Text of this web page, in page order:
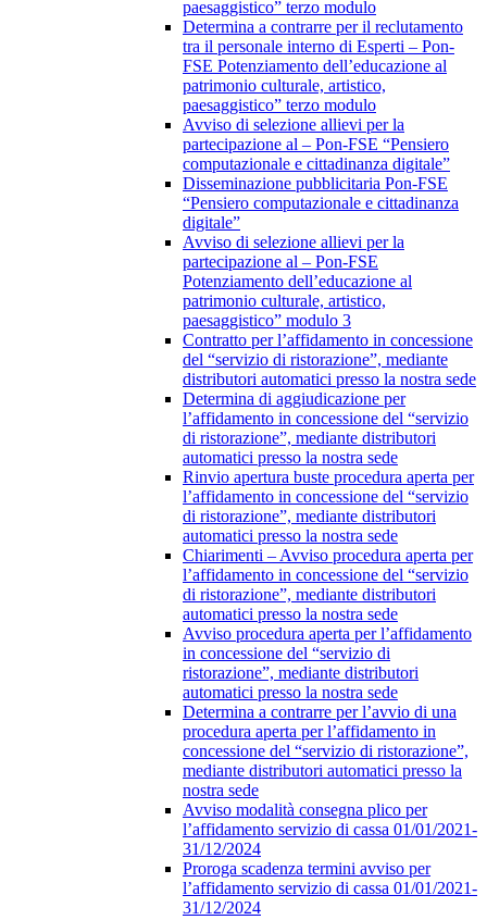
paesaggistico” terzo modulo
Determina a contrarre per il reclutamento
tra il personale interno di Esperti – Pon-
FSE Potenziamento dell’educazione al
patrimonio culturale, artistico,
paesaggistico” terzo modulo
Avviso di selezione allievi per la
partecipazione al – Pon-FSE “Pensiero
computazionale e cittadinanza digitale”
Disseminazione pubblicitaria Pon-FSE
“Pensiero computazionale e cittadinanza
digitale”
Avviso di selezione allievi per la
partecipazione al – Pon-FSE
Potenziamento dell’educazione al
patrimonio culturale, artistico,
paesaggistico” modulo 3
Contratto per l’affidamento in concessione
del “servizio di ristorazione”, mediante
distributori automatici presso la nostra sede
Determina di aggiudicazione per
l’affidamento in concessione del “servizio
di ristorazione”, mediante distributori
automatici presso la nostra sede
Rinvio apertura buste procedura aperta per
l’affidamento in concessione del “servizio
di ristorazione”, mediante distributori
automatici presso la nostra sede
Chiarimenti – Avviso procedura aperta per
l’affidamento in concessione del “servizio
di ristorazione”, mediante distributori
automatici presso la nostra sede
Avviso procedura aperta per l’affidamento
in concessione del “servizio di
ristorazione”, mediante distributori
automatici presso la nostra sede
Determina a contrarre per l’avvio di una
procedura aperta per l’affidamento in
concessione del “servizio di ristorazione”,
mediante distributori automatici presso la
nostra sede
Avviso modalità consegna plico per
l’affidamento servizio di cassa 01/01/2021-
31/12/2024
Proroga scadenza termini avviso per
l’affidamento servizio di cassa 01/01/2021-
31/12/2024